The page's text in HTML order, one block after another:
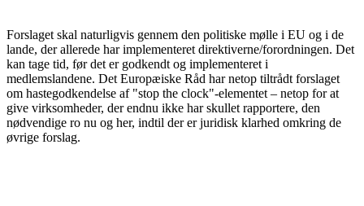
Forslaget skal naturligvis gennem den politiske mølle i EU og i de
lande, der allerede har implementeret direktiverne/forordningen. Det
kan tage tid, før det er godkendt og implementeret i
medlemslandene. Det Europæiske Råd har netop tiltrådt forslaget
om hastegodkendelse af "stop the clock"-elementet – netop for at
give virksomheder, der endnu ikke har skullet rapportere, den
nødvendige ro nu og her, indtil der er juridisk klarhed omkring de
øvrige forslag.